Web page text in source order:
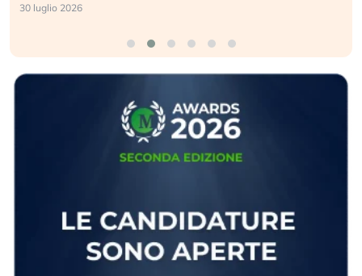
30 luglio 2026